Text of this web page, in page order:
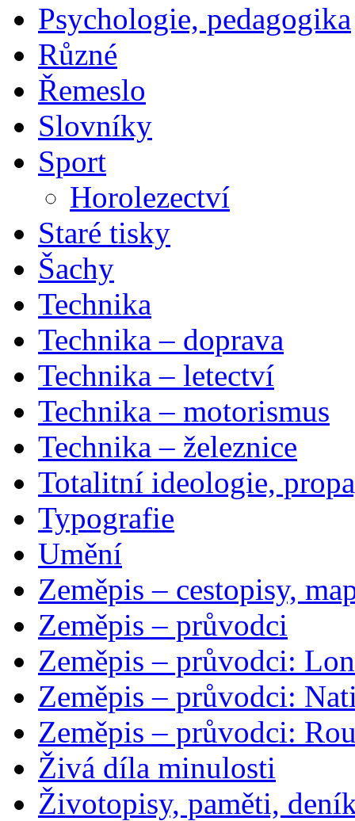
Psychologie, pedagogika
Různé
Řemeslo
Slovníky
Sport
Horolezectví
Staré tisky
Šachy
Technika
Technika – doprava
Technika – letectví
Technika – motorismus
Technika – železnice
Totalitní ideologie,
Typografie
Umění
Zeměpis – cestopisy,
Zeměpis – průvodci
Zeměpis – průvodci:
Zeměpis – průvodci:
Zeměpis – průvodci:
Živá díla minulosti
Životopisy, paměti,